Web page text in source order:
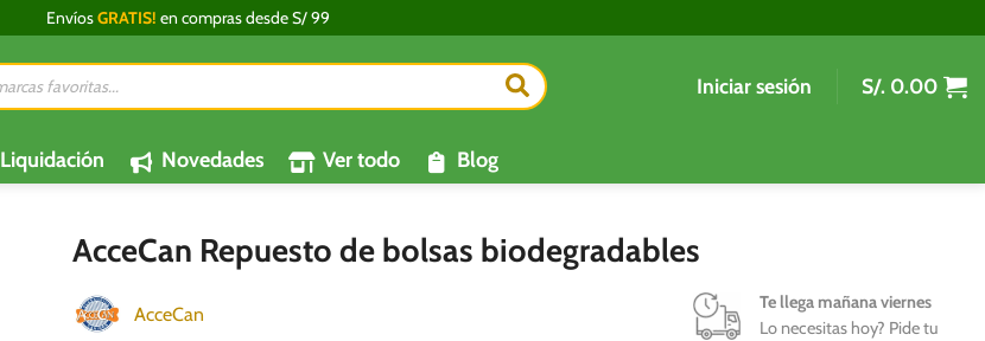
EnvíosGRATIS! en compras desde S/ 99
Iniciar sesión S/. 0.00
Liquidación Novedades Ver todo Blog
AcceCan Repuesto de bolsas biodegradables
AcceCan
Te llega mañana viernes
Lo necesitas hoy? Pide tu